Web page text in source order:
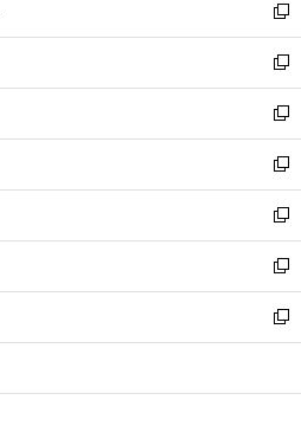
く
ド
ウ
で
開
く
ィ
ン
ド
ウ
で
開
く
い
ウ
ィ
ン
ド
ウ
で
開
く
新
し
い
ウ
ィ
ン
ド
ウ
で
開
く
新
し
い
ウ
ィ
ン
ド
ウ
で
開
く
新
し
い
ウ
ィ
ン
ド
ウ
で
開
新
し
い
ウ
ィ
ン
ド
ウ
開
新
し
い
ウ
ィ
ン
ウ
新
し
い
ウ
ン
新
し
ウ